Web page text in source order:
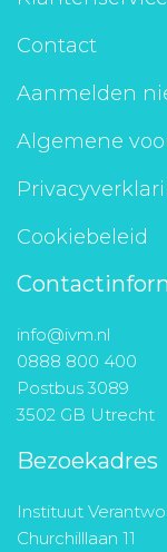
Contact
Aanmelden
Algemene
Cookiebeleid
info@ivm.nl
0888 800 400
Postbus 3089
3502 GB Utrecht
Bezoekadres
Instituut
Churchilllaan 11